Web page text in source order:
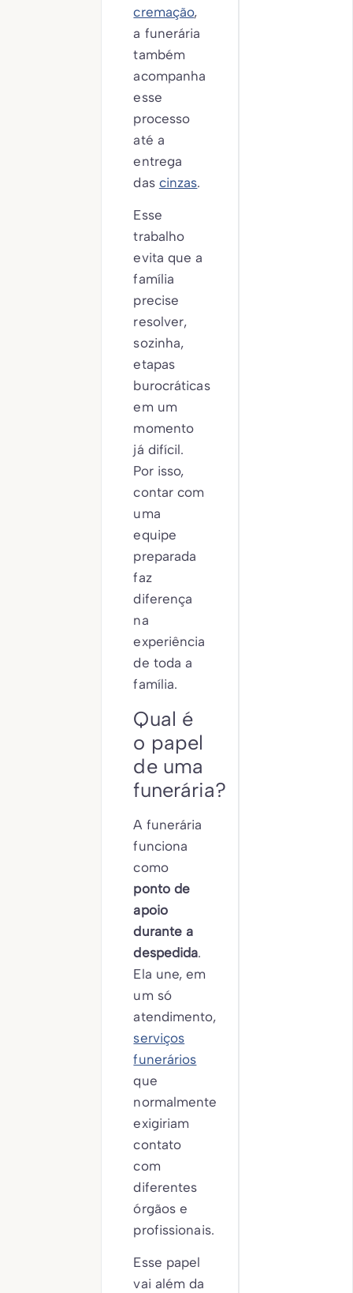
cremação,
a funerária
também
acompanha
esse
processo
até a
entrega
das cinzas.
Esse
trabalho
evita que a
família
precise
resolver,
sozinha,
etapas
burocráticas
em um
momento
já difícil.
Por isso,
contar com
uma
equipe
preparada
faz
diferença
na
experiência
de toda a
família.
Qual é
o papel
de uma
funerária?
A funerária
funciona
como
ponto de
apoio
durante a
despedida.
Ela une, em
um só
atendimento,
serviços
funerários
que
normalmente
exigiriam
contato
com
diferentes
órgãos e
profissionais.
Esse papel
vai além da